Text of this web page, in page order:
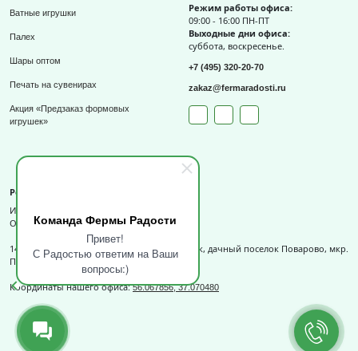
Команда Фермы Радости
Привет!
С Радостью ответим на Ваши
вопросы:)
Ватные игрушки
Палех
Шары оптом
Печать на сувенирах
Акция «Предзаказ формовых
игрушек»
Режим работы офиса:
09:00 - 16:00 ПН-ПТ
Выходные дни офиса:
суббота, воскресенье.
+7 (495) 320-20-70
zakaz@fermaradosti.ru
Реквизиты
ИП Слизов Е.П.
ОГРНИП: 324508100709727,
141540, Московская обл., г.о. Солнечногорск, дачный поселок Поварово, мкр.
Поваровка, д.12, к.1.
Координаты нашего офиса:56.067856, 37.070480